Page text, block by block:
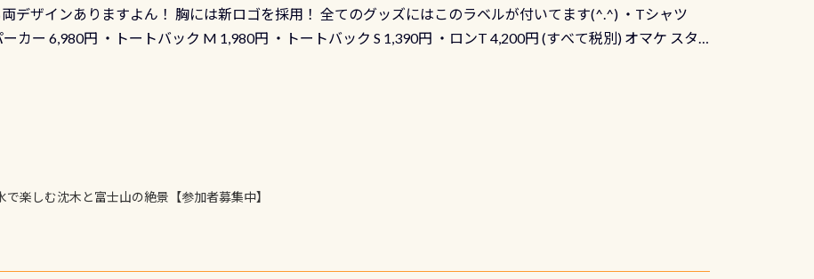
デザインありますよん！ 胸には新ロゴを採用！ 全てのグッズにはこのラベルが付いてます(^.^) ・Tシャツ
カー 6,980円 ・トートバック M 1,980円 ・トートバック S 1,390円 ・ロンT 4,200円 (すべて税別) オマケ スタ
楽しむ沈木と富士山の絶景【参加者募集中】